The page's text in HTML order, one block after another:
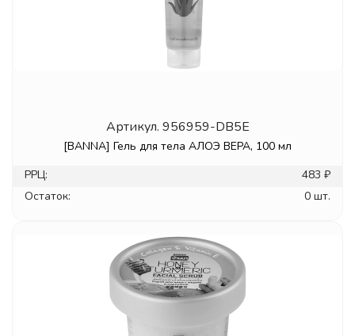
Артикул. 956959-DB5E
[BANNA] Гель для тела АЛОЭ ВЕРА, 100 мл
РРЦ:
483 ₽
Остаток:
0 шт.